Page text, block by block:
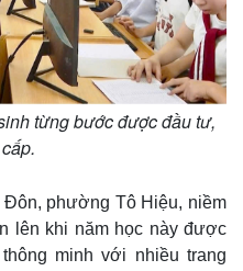
từng bước được đầu tư,
phường Tô Hiệu, niềm
lên khi năm học này được
minh với nhiều trang